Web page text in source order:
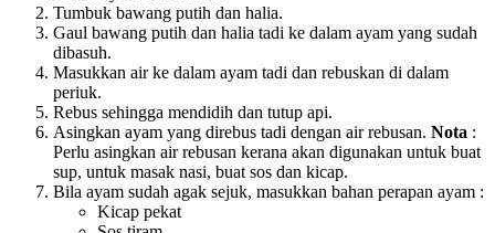
Tumbuk bawang putih dan halia.
Gaul bawang putih dan halia tadi ke dalam ayam yang sudah
dibasuh.
Masukkan air ke dalam ayam tadi dan rebuskan di dalam
periuk.
Rebus sehingga mendidih dan tutup api.
Asingkan ayam yang direbus tadi dengan air rebusan. Nota :
Perlu asingkan air rebusan kerana akan digunakan untuk buat
sup, untuk masak nasi, buat sos dan kicap.
Bila ayam sudah agak sejuk, masukkan bahan perapan ayam :
Kicap pekat